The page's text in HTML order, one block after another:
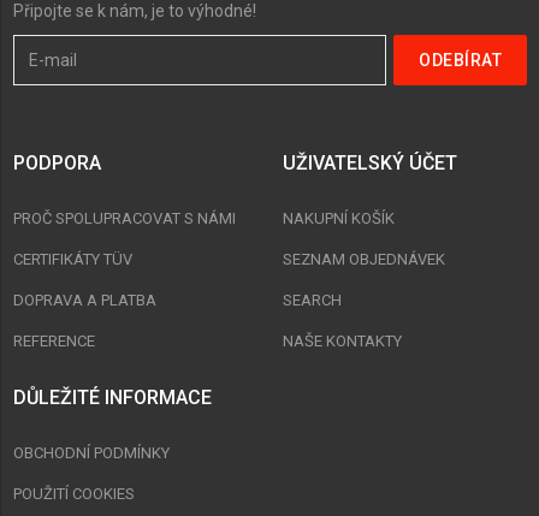
Připojte se k nám, je to výhodné!
PODPORA
PROČ SPOLUPRACOVAT S NÁMI
CERTIFIKÁTY TÜV
DOPRAVA A PLATBA
REFERENCE
UŽIVATELSKÝ ÚČET
NAKUPNÍ KOŠÍK
SEZNAM OBJEDNÁVEK
SEARCH
NAŠE KONTAKTY
DŮLEŽITÉ INFORMACE
OBCHODNÍ PODMÍNKY
POUŽITÍ COOKIES